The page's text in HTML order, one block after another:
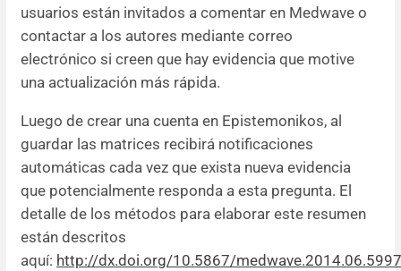
usuarios están invitados a comentar en Medwave o
contactar a los autores mediante correo
electrónico si creen que hay evidencia que motive
una actualización más rápida.
Luego de crear una cuenta en Epistemonikos, al
guardar las matrices recibirá notificaciones
automáticas cada vez que exista nueva evidencia
que potencialmente responda a esta pregunta. El
detalle de los métodos para elaborar este resumen
están descritos
aquí: http://dx.doi.org/10.5867/medwave.2014.06.5997